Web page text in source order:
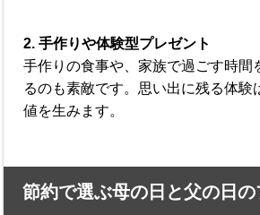
2. 手作りや体験型プレゼント
手作りの食事や、家族で過ごす時間
るのも素敵です。思い出に残る体験
値を生みます。
節約で選ぶ母の日と父の日の